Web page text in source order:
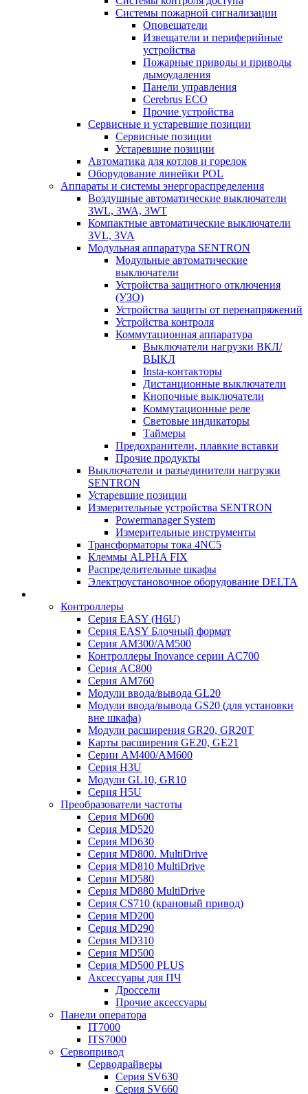
Системы пожарной сигнализации
Оповещатели
Извещатели и периферийные
устройства
Пожарные приводы и приводы
дымоудаления
Панели управления
Cerebrus ECO
Прочие устройства
Сервисные и устаревшие позиции
Сервисные позиции
Устаревшие позиции
Автоматика для котлов и горелок
Оборудование линейки POL
Аппараты и системы энергораспределения
Воздушные автоматические выключатели
3WL, 3WA, 3WT
Компактные автоматические выключатели
3VL, 3VA
Модульная аппаратура SENTRON
Модульные автоматические
выключатели
Устройства защитного отключения
(УЗО)
Устройства защиты от перенапряжений
Устройства контроля
Коммутационная аппаратура
Выключатели нагрузки ВКЛ/
ВЫКЛ
Insta-контакторы
Дистанционные выключатели
Кнопочные выключатели
Коммутационные реле
Световые индикаторы
Таймеры
Предохранители, плавкие вставки
Прочие продукты
Выключатели и разъединители нагрузки
SENTRON
Устаревшие позиции
Измерительные устройства SENTRON
Powermanager System
Измерительные инструменты
Трансформаторы тока 4NC5
Клеммы ALPHA FIX
Распределительные шкафы
Электроустановочное оборудование DELTA
Контроллеры
Серия EASY (H6U)
Серия EASY Блочный формат
Серия AM300/AM500
Контроллеры Inovance серии AC700
Серия AC800
Серия AM760
Модули ввода/вывода GL20
Модули ввода/вывода GS20 (для установки
вне шкафа)
Модули расширения GR20, GR20T
Карты расширения GE20, GE21
Серии AM400/AM600
Серия H3U
Модули GL10, GR10
Серия H5U
Преобразователи частоты
Серия MD600
Серия MD520
Серия MD630
Серия MD800. MultiDrive
Серия MD810 MultiDrive
Серия MD580
Серия MD880 MultiDrive
Серия CS710 (крановый привод)
Серия MD200
Серия MD290
Серия MD310
Серия MD500
Серия MD500 PLUS
Аксессуары для ПЧ
Дроссели
Прочие аксессуары
Панели оператора
IT7000
ITS7000
Сервопривод
Серводрайверы
Серия SV630
Серия SV660